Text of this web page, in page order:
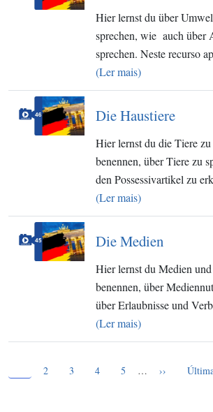
Hier lernst du über
sprechen, wie auch über
sprechen. Neste recurso
(Ler mais)
Die Haustiere
Hier lernst du die Tiere
benennen, über Tiere zu
den Possessivartikel zu
(Ler mais)
Die Medien
Hier lernst du Medien
benennen, über
über Erlaubnisse und
(Ler mais)
Page
2 Page
3 Page
4 Page
5 … Próxima
›› Última